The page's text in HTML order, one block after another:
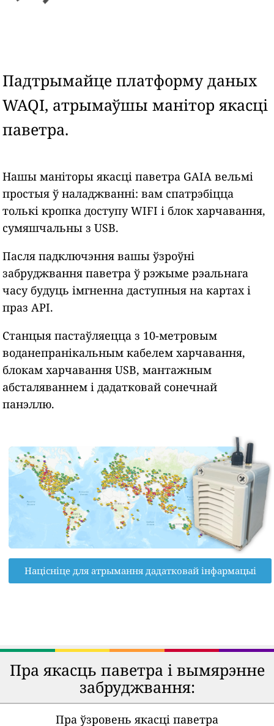
Падтрымайце платформу даных
WAQI, атрымаўшы манітор якасці
паветра.
Нашы маніторы якасці паветра GAIA вельмі
простыя ў наладжванні: вам спатрэбіцца
толькі кропка доступу WIFI і блок харчавання,
сумяшчальны з USB.
Пасля падключэння вашы ўзроўні
забруджвання паветра ў рэжыме рэальнага
часу будуць імгненна даступныя на картах і
праз API.
Станцыя пастаўляецца з 10-метровым
воданепранікальным кабелем харчавання,
блокам харчавання USB, мантажным
абсталяваннем і дадатковай сонечнай
панэллю.
Націсніце для атрымання дадатковай інфармацыі
Пра якасць паветра і вымярэнне
забруджвання:
Пра ўзровень якасці паветра